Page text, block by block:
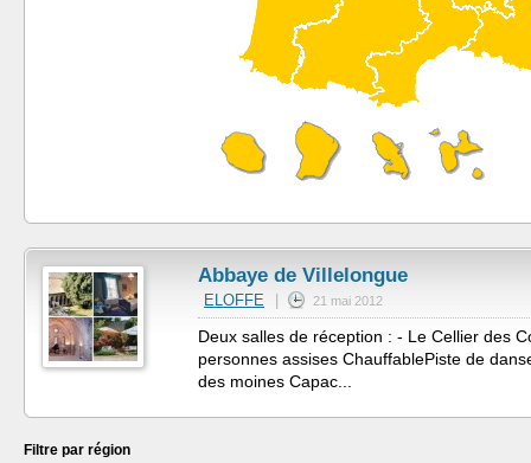
Abbaye de Villelongue
ELOFFE 21 mai 2012
Deux salles de réception : - Le Cellier des
personnes assises ChauffablePiste de
des moines Capac...
Filtre par région